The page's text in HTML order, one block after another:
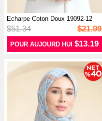
Echarpe Coton Doux 19092-12
Vison B...
$51.34 $21.99
POUR AUJOURD HUI$13.19